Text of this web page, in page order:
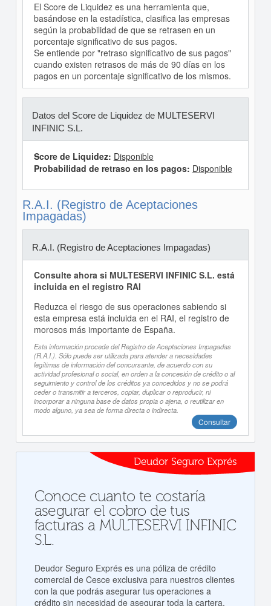
El Score de Liquidez es una herramienta que,
basándose en la estadística, clasifica las empresas
según la probabilidad de que se retrasen en un
porcentaje significativo de sus pagos.
Se entiende por "retraso significativo de sus pagos"
cuando existen retrasos de más de 90 días en los
pagos en un porcentaje significativo de los mismos.
Datos del Score de Liquidez de MULTESERVI
INFINIC S.L.
Score de Liquidez: Disponible
Probabilidad de retraso en los pagos: Disponible
R.A.I. (Registro de Aceptaciones
Impagadas)
R.A.I. (Registro de Aceptaciones Impagadas)
Consulte ahora si MULTESERVI INFINIC S.L. está
incluida en el registro RAI
Reduzca el riesgo de sus operaciones sabiendo si
esta empresa está incluida en el RAI, el registro de
morosos más importante de España.
Esta información procede del Registro de Aceptaciones Impagadas
(R.A.I.). Sólo puede ser utilizada para atender a necesidades
legítimas de información del concursante, de acuerdo con su
actividad profesional o social, en orden a la concesión de crédito o al
seguimiento y control de los créditos ya concedidos y no se podrá
ceder o transmitir a terceros, copiar, duplicar o reproducir, ni
incorporar a ninguna base de datos propia o ajena, o reutilizar en
modo alguno, ya sea de forma directa o indirecta.
Consultar
Deudor Seguro Exprés
Conoce cuanto te costaría
asegurar el cobro de tus
facturas a MULTESERVI INFINIC
S.L.
Deudor Seguro Exprés es una póliza de crédito
comercial de Cesce exclusiva para nuestros clientes
con la que podrás asegurar tus operaciones a
crédito sin necesidad de asegurar toda la cartera.